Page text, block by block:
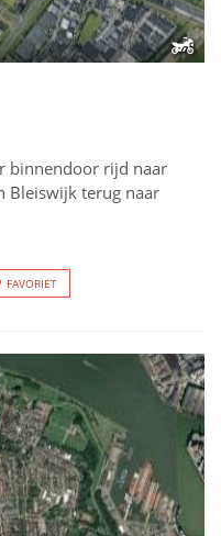
binnendoor rijd naar
Bleiswijk terug naar
FAVORIET